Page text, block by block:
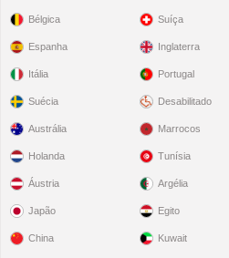
Bélgica
Espanha
Itália
Suécia
Suíça
Inglaterra
Portugal
Desabilitado
Austrália
Holanda
Áustria
Japão
China
Marrocos
Tunísia
Argélia
Egito
Kuwait